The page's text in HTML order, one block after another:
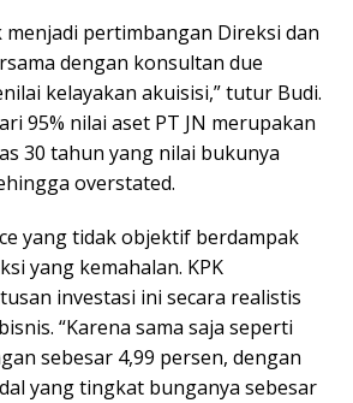
menjadi pertimbangan Direksi dan
dengan konsultan due
kelayakan akuisisi,” tutur Budi.
95% nilai aset PT JN merupakan
30 tahun yang nilai bukunya
overstated.
yang tidak objektif berdampak
yang kemahalan. KPK
investasi ini secara realistis
“Karena sama saja seperti
sebesar 4,99 persen, dengan
yang tingkat bunganya sebesar